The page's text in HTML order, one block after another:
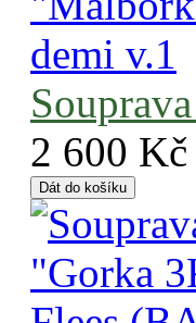
2 600 Kč